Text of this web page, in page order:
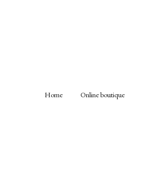
Home Online boutique